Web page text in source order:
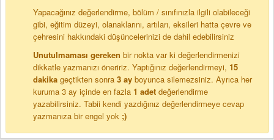
Yapacağınız değerlendirme, bölüm / sınıfınızla ilgili olabileceği
gibi, eğitim düzeyi, olanaklarını, artıları, eksileri hatta çevre ve
çehresini hakkındaki düşüncelerinizi de dahil edebilirsiniz
Unutulmaması gereken bir nokta var ki değerlendirmenizi
dikkatle yazmanızı öneririz. Yaptığınız değerlendirmeyi, 15
dakika geçtikten sonra 3 ay boyunca silemezsiniz. Ayrıca her
kuruma 3 ay içinde en fazla 1 adet değerlendirme
yazabilirsiniz. Tabii kendi yazdığınız değerlendirmeye cevap
yazmanıza bir engel yok ;)